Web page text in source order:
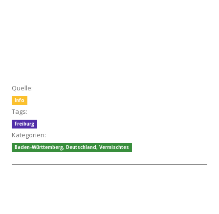
Quelle:
Info
Tags:
Freiburg
Kategorien:
Baden-Württemberg, Deutschland, Vermischtes